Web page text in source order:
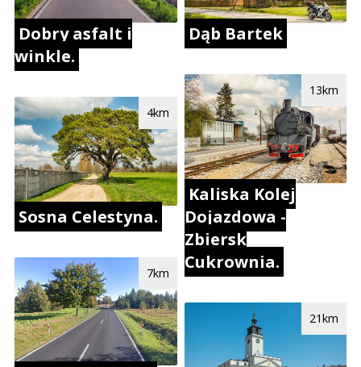
Dobry asfalt i
winkle.
Sosna Celestyna.
4km
7km
Dąb Bartek
Kaliska Kolej
Dojazdowa -
Zbiersk
Cukrownia.
13km
21km